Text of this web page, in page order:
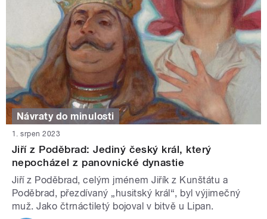
Návraty do minulosti
1. srpen 2023
Jiří z Poděbrad: Jediný český král, který
nepocházel z panovnické dynastie
Jiří z Poděbrad, celým jménem Jiřík z Kunštátu a
Poděbrad, přezdívaný „husitský král“, byl výjimečný
muž. Jako čtrnáctiletý bojoval v bitvě u Lipan.